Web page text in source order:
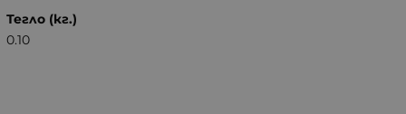
Тегло (кг.)
0.10